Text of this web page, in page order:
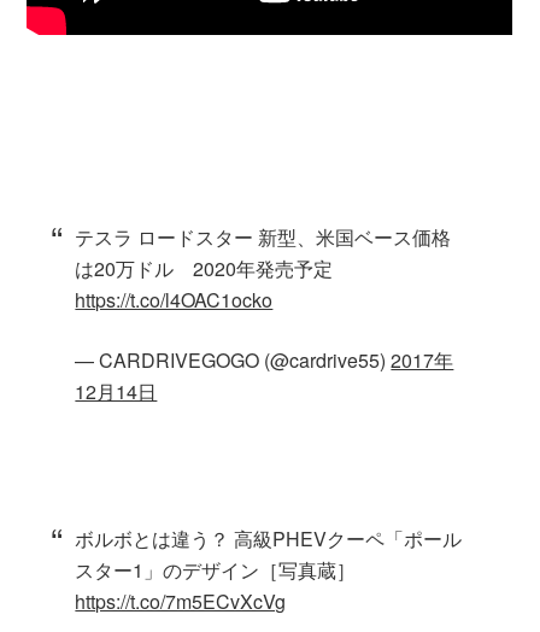
テスラ ロードスター 新型、米国ベース価格
は20万ドル 2020年発売予定
https://t.co/l4OAC1ocko
— CARDRIVEGOGO (@cardrive55)2017年
12月14日
ボルボとは違う？ 高級PHEVクーペ「ポール
スター1」のデザイン［写真蔵］
https://t.co/7m5ECvXcVg